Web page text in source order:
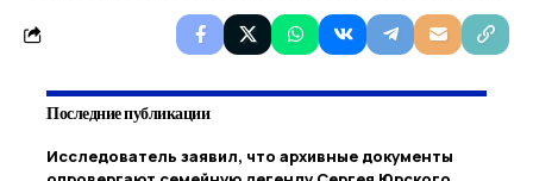
Последние публикации
Исследователь заявил, что архивные документы